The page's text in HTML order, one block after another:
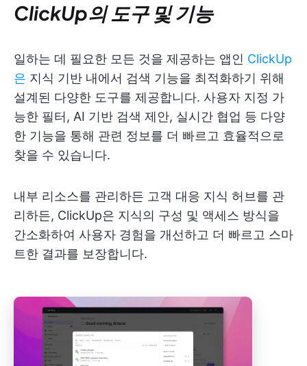
ClickUp의 도구 및 기능
일하는 데 필요한 모든 것을 제공하는 앱인 ClickUp
은 지식 기반 내에서 검색 기능을 최적화하기 위해
설계된 다양한 도구를 제공합니다. 사용자 지정 가
능한 필터, AI 기반 검색 제안, 실시간 협업 등 다양
한 기능을 통해 관련 정보를 더 빠르고 효율적으로
찾을 수 있습니다.
내부 리소스를 관리하든 고객 대응 지식 허브를 관
리하든, ClickUp은 지식의 구성 및 액세스 방식을
간소화하여 사용자 경험을 개선하고 더 빠르고 스마
트한 결과를 보장합니다.